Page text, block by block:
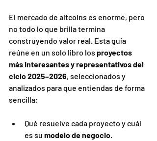
El mercado de altcoins es enorme, pero
no todo lo que brilla termina
construyendo valor real. Esta guía
reúne en un solo libro los proyectos
más interesantes y representativos del
ciclo 2025–2026, seleccionados y
analizados para que entiendas de forma
sencilla:
Qué resuelve cada proyecto y cuál
es su modelo de negocio